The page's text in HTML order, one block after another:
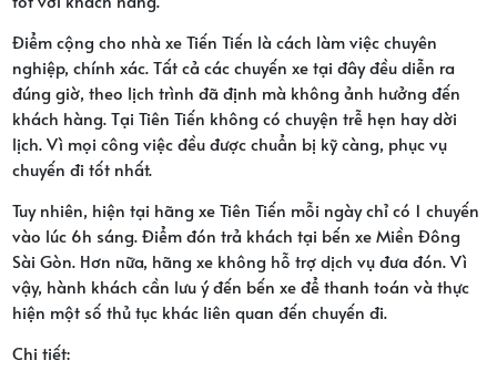
Điểm cộng cho nhà xe Tiến Tiến là cách làm việc chuyên
nghiệp, chính xác. Tất cả các chuyến xe tại đây đều diễn ra
đúng giờ, theo lịch trình đã định mà không ảnh hưởng đến
khách hàng. Tại Tiên Tiến không có chuyện trễ hẹn hay dời
lịch. Vì mọi công việc đều được chuẩn bị kỹ càng, phục vụ
chuyến đi tốt nhất.
Tuy nhiên, hiện tại hãng xe Tiên Tiến mỗi ngày chỉ có 1 chuyến
vào lúc 6h sáng. Điểm đón trả khách tại bến xe Miền Đông
Sài Gòn. Hơn nữa, hãng xe không hỗ trợ dịch vụ đưa đón. Vì
vậy, hành khách cần lưu ý đến bến xe để thanh toán và thực
hiện một số thủ tục khác liên quan đến chuyến đi.
Chi tiết: